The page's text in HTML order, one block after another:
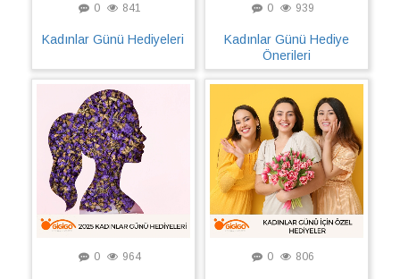
0 841
Kadınlar Günü Hediyeleri
0 939
Kadınlar Günü Hediye
Önerileri
0 964 0 806